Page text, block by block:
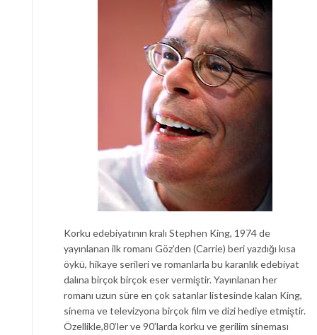
Korku edebiyatının kralı Stephen King, 1974 de
yayınlanan ilk romanı Göz’den (Carrie) beri yazdığı kısa
öykü, hikaye serileri ve romanlarla bu karanlık edebiyat
dalına birçok birçok eser vermiştir. Yayınlanan her
romanı uzun süre en çok satanlar listesinde kalan King,
sinema ve televizyona birçok film ve dizi hediye etmiştir.
Özellikle,80’ler ve 90’larda korku ve gerilim sineması